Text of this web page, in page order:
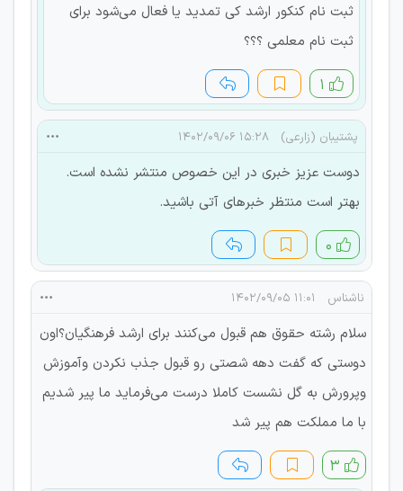
ثبت نام کنکور ارشد کی تمدید یا فعال می‌شود برای
ثبت نام معلمی ؟؟؟
۱
پشتیبان (زارعی) ۱۵:۲۸ ۱۴۰۲/۰۹/۰۶
دوست عزیز خبری در این خصوص منتشر نشده است.
بهتر است منتظر خبرهای آتی باشید.
۰
ناشناس ۱۱:۰۱ ۱۴۰۲/۰۹/۰۵
سلام رشته حقوق هم قبول می‌کنند برای ارشد فرهنگیان؟اون
دوستی که گفت دهه شصتی رو قبول جذب نکردن وآموزش
وپرورش به گل نشست کاملا درست می‌فرماید ما پیر شدیم
با ما مملکت هم پیر شد
۳